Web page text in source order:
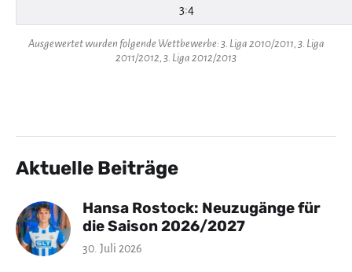
3:4
Ausgewertet wurden folgende Wettbewerbe: 3. Liga 2010/2011, 3. Liga
2011/2012, 3. Liga 2012/2013
Aktuelle Beiträge
Hansa Rostock: Neuzugänge für
die Saison 2026/2027
30. Juli 2026